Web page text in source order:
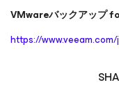
VMwareバックアップ
https://